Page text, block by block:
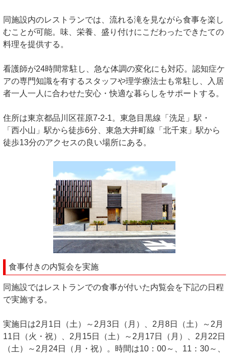
同施設内のレストランでは、流れる滝を見ながら食事を楽し
むことが可能。味、栄養、盛り付けにこだわったできたての
料理を提供する。
看護師が24時間常駐し、急な体調の変化にも対応。認知症ケ
アの専門知識を有するスタッフや理学療法士も常駐し、入居
者一人一人に合わせた安心・快適な暮らしをサポートする。
住所は東京都品川区荏原7-2-1。東急目黒線「洗足」駅・
「西小山」駅から徒歩6分、東急大井町線「北千束」駅から
徒歩13分のアクセスの良い場所にある。
食事付きの内覧会を実施
同施設ではレストランでの食事が付いた内覧会を下記の日程
で実施する。
実施日は2月1日（土）～2月3日（月）、2月8日（土）～2月
11日（火・祝）、2月15日（土）～2月17日（月）、2月22日
（土）～2月24日（月・祝）。時間は10：00～、11：30～、